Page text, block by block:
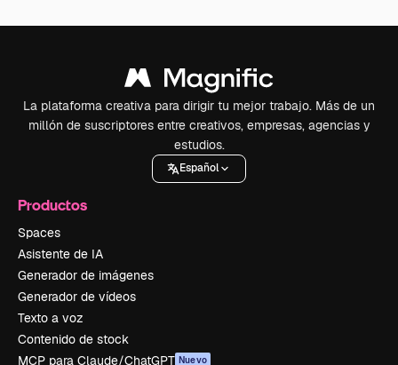
La plataforma creativa para dirigir tu mejor trabajo. Más de un
millón de suscriptores entre creativos, empresas, agencias y
estudios.
Español
Productos
Spaces
Asistente de IA
Generador de imágenes
Generador de vídeos
Texto a voz
Contenido de stock
MCP para Claude/ChatGPT Nuevo